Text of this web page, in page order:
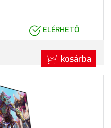
ELÉRHETŐ
kosárba